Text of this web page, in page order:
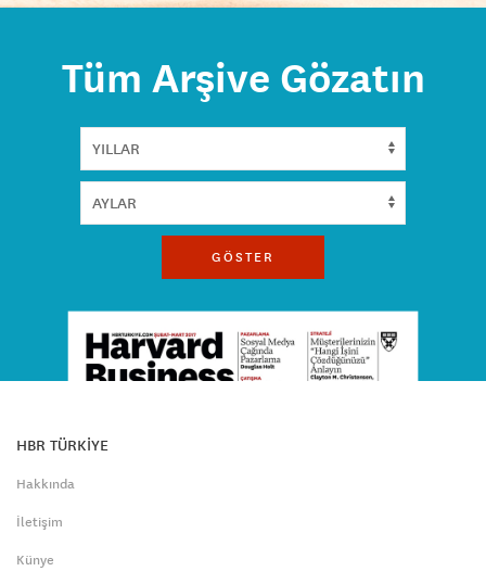
Tüm Arşive Gözatın
GÖSTER
HBR TÜRKİYE
Hakkında
İletişim
Künye